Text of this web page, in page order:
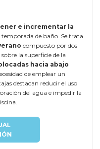
e incrementar la
de baño. Se trata
compuesto por dos
la superficie de la
hacia abajo
de emplear un
destacan reducir el uso
del agua e impedir la